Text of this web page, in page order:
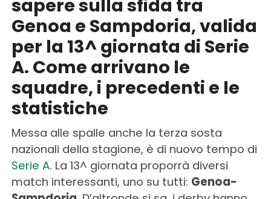
sapere sulla sfida tra
Genoa e Sampdoria, valida
per la 13^ giornata di Serie
A. Come arrivano le
squadre, i precedenti e le
statistiche
Messa alle spalle anche la terza sosta
nazionali della stagione, è di nuovo tempo di
Serie A. La 13^ giornata proporrà diversi
match interessanti, uno su tutti: Genoa-